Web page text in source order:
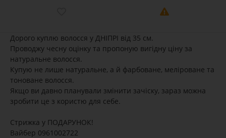
Дорого куплю волосся у ДНІПРІ від 35 см.
Проводжу чесну оцінку та пропоную вигідну ціну за
натуральне волосся.
Купую не лише натуральне, а й фарбоване, меліроване та
тоноване волосся.
Якщо ви давно планували змінити зачіску, зараз можна
зробити це з користю для себе.
Стрижка у ПОДАРУНОК!
Вайбер 0961002722